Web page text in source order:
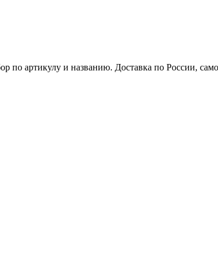
по артикулу и названию. Доставка по России,